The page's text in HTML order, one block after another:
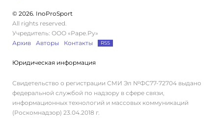
© 2026. InoProSport
All rights reserved.
Учредитель: ООО «Раре.Ру»
Архив
Авторы Контакты RSS
Юридическая информация
Свидетельство о регистрации СМИ Эл №ФС77-72704 выдано
федеральной службой по надзору в сфере связи,
информационных технологий и массовых коммуникаций
(Роскомнадзор) 23.04.2018 г.